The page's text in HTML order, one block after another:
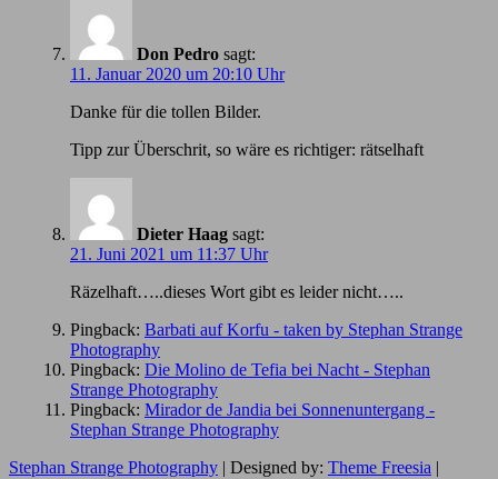
Don Pedro sagt:
11. Januar 2020 um 20:10 Uhr
Danke für die tollen Bilder.
Tipp zur Überschrit, so wäre es richtiger: rätselhaft
Dieter Haag sagt:
21. Juni 2021 um 11:37 Uhr
Räzelhaft…..dieses Wort gibt es leider nicht…..
Pingback: Barbati auf Korfu - taken by Stephan Strange
Photography
Pingback: Die Molino de Tefia bei Nacht - Stephan
Strange Photography
Pingback: Mirador de Jandia bei Sonnenuntergang -
Stephan Strange Photography
Stephan Strange Photography | Designed by: Theme Freesia |